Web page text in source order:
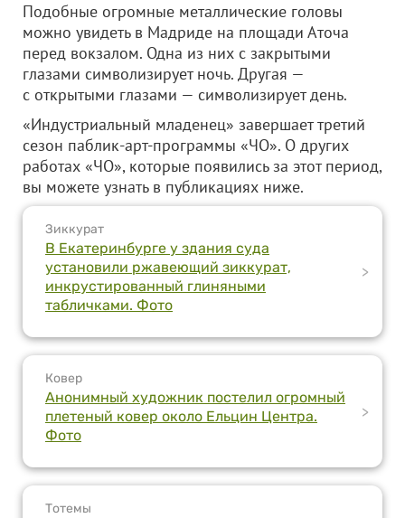
Подобные огромные металлические головы
можно увидеть в Мадриде на площади Аточа
перед вокзалом. Одна из них с закрытыми
глазами символизирует ночь. Другая —
с открытыми глазами — символизирует день.
«Индустриальный младенец» завершает третий
сезон паблик-арт-программы «ЧО». О других
работах «ЧО», которые появились за этот период,
вы можете узнать в публикациях ниже.
Зиккурат
В Екатеринбурге у здания суда
установили ржавеющий зиккурат,
инкрустированный глиняными
табличками. Фото
>
Ковер
Анонимный художник постелил огромный
плетеный ковер около Ельцин Центра.
Фото
>
Тотемы